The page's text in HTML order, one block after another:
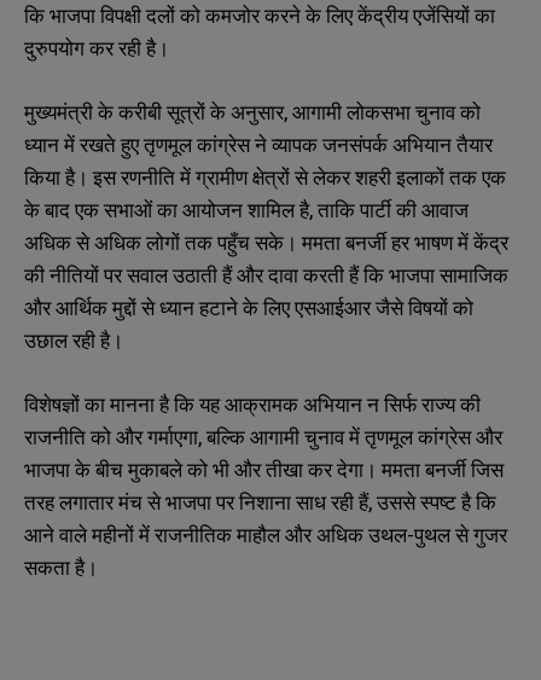
कि भाजपा विपक्षी दलों को कमजोर करने के लिए केंद्रीय एजेंसियों का
दुरुपयोग कर रही है।
मुख्यमंत्री के करीबी सूत्रों के अनुसार, आगामी लोकसभा चुनाव को
ध्यान में रखते हुए तृणमूल कांग्रेस ने व्यापक जनसंपर्क अभियान तैयार
किया है। इस रणनीति में ग्रामीण क्षेत्रों से लेकर शहरी इलाकों तक एक
के बाद एक सभाओं का आयोजन शामिल है, ताकि पार्टी की आवाज
अधिक से अधिक लोगों तक पहुँच सके। ममता बनर्जी हर भाषण में केंद्र
की नीतियों पर सवाल उठाती हैं और दावा करती हैं कि भाजपा सामाजिक
और आर्थिक मुद्दों से ध्यान हटाने के लिए एसआईआर जैसे विषयों को
उछाल रही है।
विशेषज्ञों का मानना है कि यह आक्रामक अभियान न सिर्फ राज्य की
राजनीति को और गर्माएगा, बल्कि आगामी चुनाव में तृणमूल कांग्रेस और
भाजपा के बीच मुकाबले को भी और तीखा कर देगा। ममता बनर्जी जिस
तरह लगातार मंच से भाजपा पर निशाना साध रही हैं, उससे स्पष्ट है कि
आने वाले महीनों में राजनीतिक माहौल और अधिक उथल-पुथल से गुजर
सकता है।